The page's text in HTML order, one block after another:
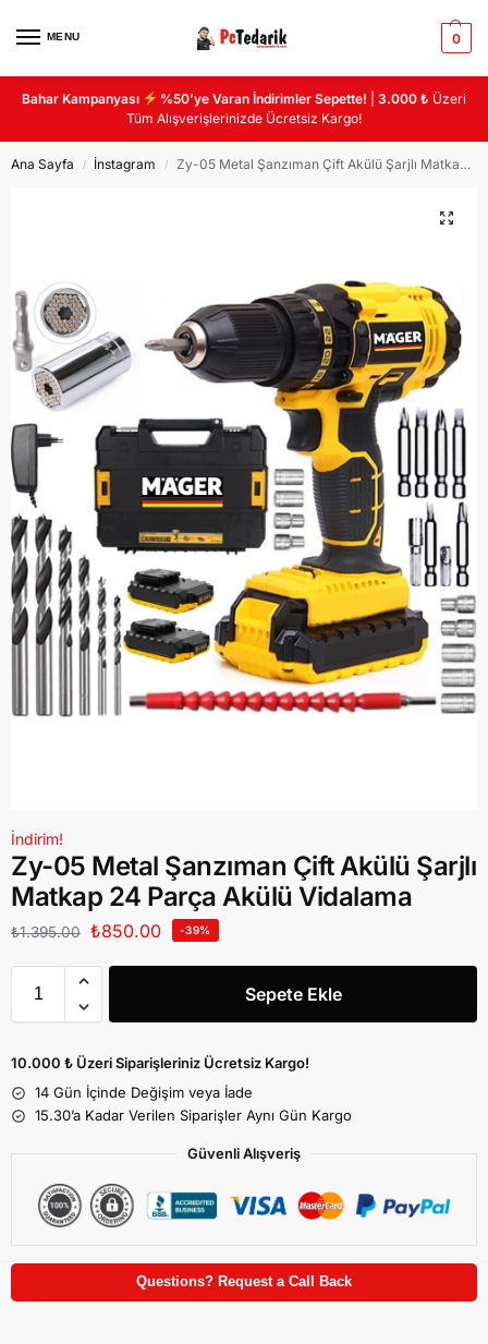
MENU 0
Bahar Kampanyası %50’ye Varan İndirimler Sepette! |3.000 ₺ Üzeri
Tüm Alışverişlerinizde Ücretsiz Kargo!
Ana Sayfa / İnstagram / Zy-05 Metal Şanzıman Çift Akülü Şarjlı Matkap 24 Parça Akülü Vidalama
İndirim!
Zy-05 Metal Şanzıman Çift Akülü Şarjlı
Matkap 24 Parça Akülü Vidalama
₺1.395.00 ₺850.00 -39%
Sepete Ekle
10.000 ₺ Üzeri Siparişleriniz Ücretsiz Kargo!
14 Gün İçinde Değişim veya İade
15.30’a Kadar Verilen Siparişler Aynı Gün Kargo
Güvenli Alışveriş
Questions? Request a Call Back